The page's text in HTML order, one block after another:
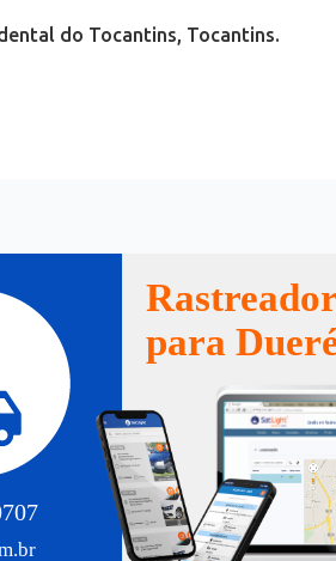
do Tocantins, Tocantins.
para